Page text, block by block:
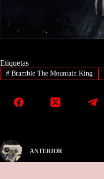
Etiquetas
#Bramble The Mountain King
ANTERIOR